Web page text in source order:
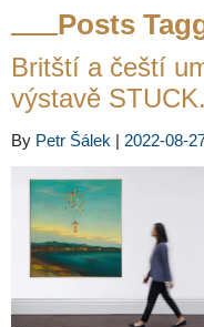
Posts
Britští a čeští
výstavě
By Petr Šálek | 2022-08-